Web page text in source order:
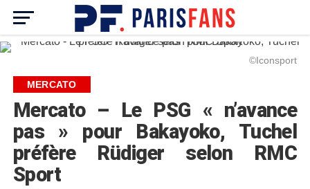
©Iconsport
MERCATO
Mercato – Le PSG « n’avance
pas » pour Bakayoko, Tuchel
préfère Rüdiger selon RMC
Sport